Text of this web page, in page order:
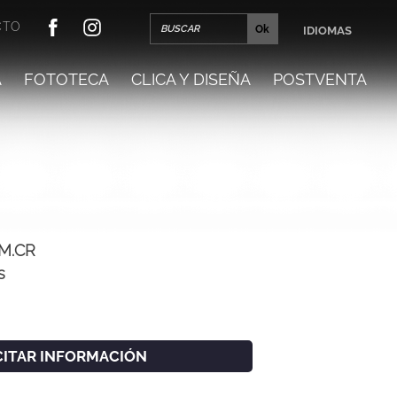
FOTOTECA CLICA Y DISEÑA POSTVENTA
IDIOMAS
INFORMACIÓN